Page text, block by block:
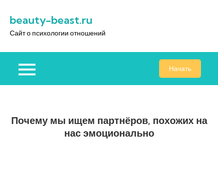
содержимому
beauty-beast.ru
Сайт о психологии отношений
Начать
Почему мы ищем партнёров, похожих на
нас эмоционально